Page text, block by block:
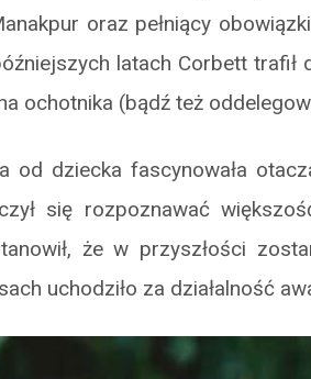
oraz pełniący
latach Corbett trafił
ochotnika (bądź też
od dziecka fascynowała
się rozpoznawać
że w przyszłości
uchodziło za działalność